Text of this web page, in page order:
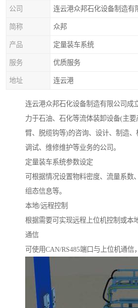
公司 连云港众邦石化设备制造有
简称 众邦
产品 定量装车系统
服务 优质服务
地址 连云港
连云港众邦石化设备制造有限公司成
力于石油、石化等流体装卸设备(主
臂、脱缆钩等)的咨询、设计、制造
调试、维修维护等业务的公司。
定量装车系统参数设定
可根据情况设置物料密度、流量系数
组态信息等。
本地/远程控制
根据需要可实现远程上位机控制或本
通信
可使用CAN/RS485端口与上位机通信